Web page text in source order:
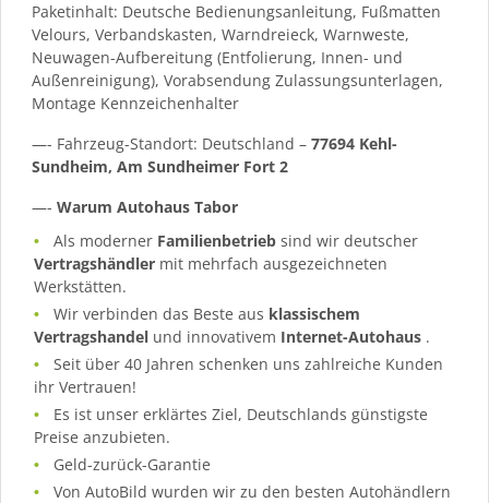
Paketinhalt: Deutsche Bedienungsanleitung, Fußmatten
Velours, Verbandskasten, Warndreieck, Warnweste,
Neuwagen-Aufbereitung (Entfolierung, Innen- und
Außenreinigung), Vorabsendung Zulassungsunterlagen,
Montage Kennzeichenhalter
—- Fahrzeug-Standort: Deutschland – 77694 Kehl-
Sundheim, Am Sundheimer Fort 2
—- Warum Autohaus Tabor
Als moderner Familienbetrieb sind wir deutscher
Vertragshändler mit mehrfach ausgezeichneten
Werkstätten.
Wir verbinden das Beste aus klassischem
Vertragshandel und innovativem Internet-Autohaus .
Seit über 40 Jahren schenken uns zahlreiche Kunden
ihr Vertrauen!
Es ist unser erklärtes Ziel, Deutschlands günstigste
Preise anzubieten.
Geld-zurück-Garantie
Von AutoBild wurden wir zu den besten Autohändlern